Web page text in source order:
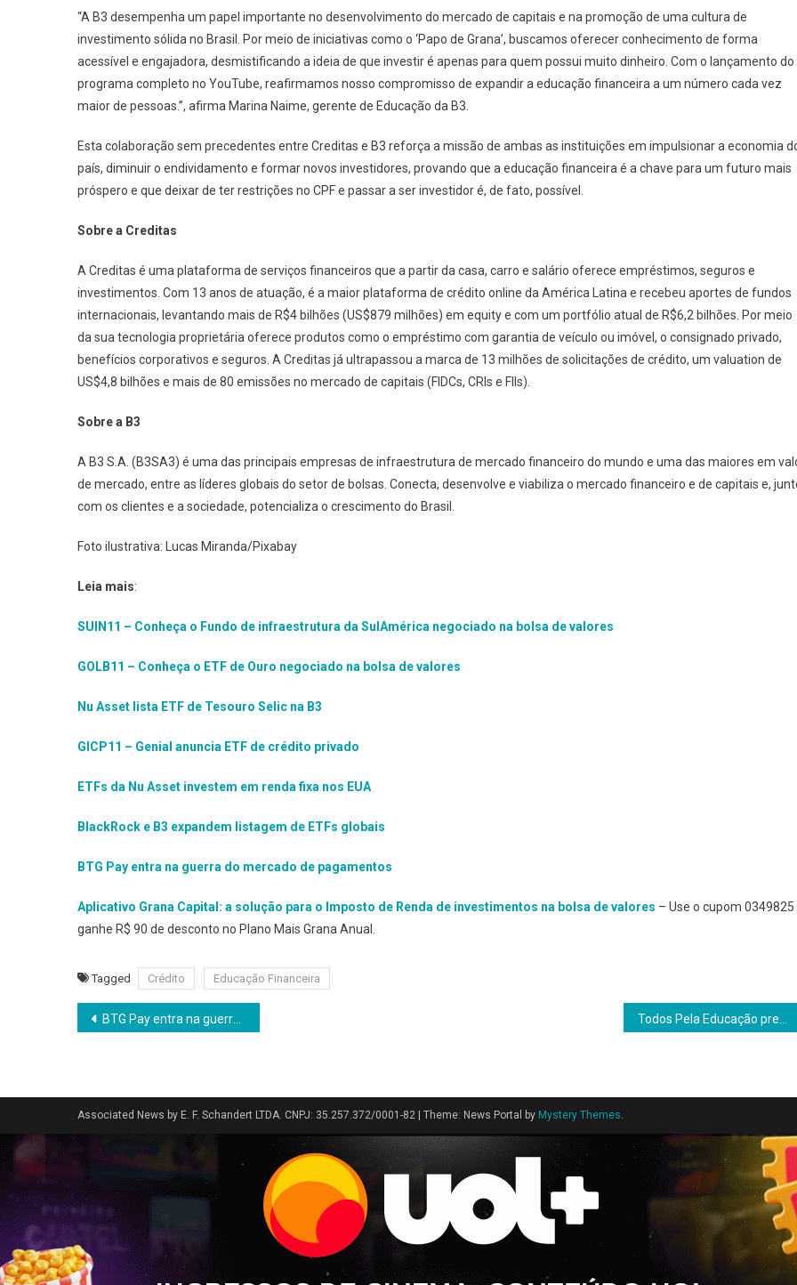
“A B3 desempenha um papel importante no desenvolvimento do mercado de capitais e na promoção de uma cultura de
investimento sólida no Brasil. Por meio de iniciativas como o ‘Papo de Grana’, buscamos oferecer conhecimento de forma
acessível e engajadora, desmistificando a ideia de que investir é apenas para quem possui muito dinheiro. Com o lançamento do
programa completo no YouTube, reafirmamos nosso compromisso de expandir a educação financeira a um número cada vez
maior de pessoas.”, afirma Marina Naime, gerente de Educação da B3.
Esta colaboração sem precedentes entre Creditas e B3 reforça a missão de ambas as instituições em impulsionar a economia
país, diminuir o endividamento e formar novos investidores, provando que a educação financeira é a chave para um futuro mais
próspero e que deixar de ter restrições no CPF e passar a ser investidor é, de fato, possível.
Sobre a Creditas
A Creditas é uma plataforma de serviços financeiros que a partir da casa, carro e salário oferece empréstimos, seguros e
investimentos. Com 13 anos de atuação, é a maior plataforma de crédito online da América Latina e recebeu aportes de fundos
internacionais, levantando mais de R$4 bilhões (US$879 milhões) em equity e com um portfólio atual de R$6,2 bilhões. Por meio
da sua tecnologia proprietária oferece produtos como o empréstimo com garantia de veículo ou imóvel, o consignado privado,
benefícios corporativos e seguros. A Creditas já ultrapassou a marca de 13 milhões de solicitações de crédito, um valuation de
US$4,8 bilhões e mais de 80 emissões no mercado de capitais (FIDCs, CRIs e FIIs).
Sobre a B3
A B3 S.A. (B3SA3) é uma das principais empresas de infraestrutura de mercado financeiro do mundo e uma das maiores em
de mercado, entre as líderes globais do setor de bolsas. Conecta, desenvolve e viabiliza o mercado financeiro e de capitais e,
com os clientes e a sociedade, potencializa o crescimento do Brasil.
Foto ilustrativa: Lucas Miranda/Pixabay
Leia mais:
SUIN11 – Conheça o Fundo de infraestrutura da SulAmérica negociado na bolsa de valores
GOLB11 – Conheça o ETF de Ouro negociado na bolsa de valores
Nu Asset lista ETF de Tesouro Selic na B3
GICP11 – Genial anuncia ETF de crédito privado
ETFs da Nu Asset investem em renda fixa nos EUA
BlackRock e B3 expandem listagem de ETFs globais
BTG Pay entra na guerra do mercado de pagamentos
Aplicativo Grana Capital: a solução para o Imposto de Renda de investimentos na bolsa de valores – Use o cupom 0349825
ganhe R$ 90 de desconto no Plano Mais Grana Anual.
Tagged Crédito Educação Financeira
Navegação
Post
BTG Pay entra na guerra do mercado de pagamentos
Associated News by E. F. Schandert LTDA. CNPJ: 35.257.372/0001-82 Theme: News Portal by Mystery Themes.